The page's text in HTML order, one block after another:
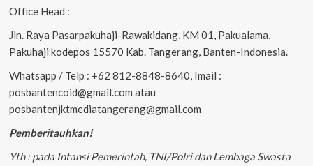
Office Head :
Jln. Raya Pasarpakuhaji-Rawakidang, KM 01, Pakualama,
Pakuhaji kodepos 15570 Kab. Tangerang, Banten-Indonesia.
Whatsapp / Telp : +62 812-8848-8640, Imail :
posbantencoid@gmail.com atau
posbantenjktmediatangerang@gmail.com
Pemberitauhkan!
Yth : pada Intansi Pemerintah, TNI/Polri dan Lembaga Swasta